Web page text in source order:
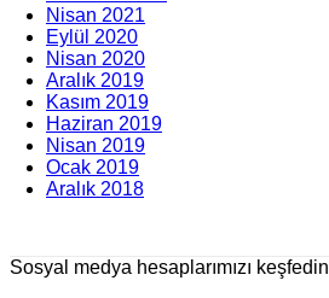
Nisan 2021
Eylül 2020
Nisan 2020
Aralık 2019
Kasım 2019
Haziran 2019
Nisan 2019
Ocak 2019
Aralık 2018
Sosyal medya hesaplarımızı keşfedin